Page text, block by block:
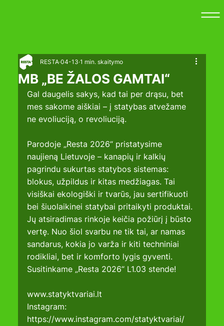
MB „BE ŽALOS GAMTAI“
RESTA 04-13 1 min. skaitymo
Gal daugelis sakys, kad tai per drąsu, bet
mes sakome aiškiai – į statybas atvežame
ne evoliuciją, o revoliuciją.
Parodoje „Resta 2026“ pristatysime
naujieną Lietuvoje – kanapių ir kalkių
pagrindu sukurtas statybos sistemas:
blokus, užpildus ir kitas medžiagas. Tai
visiškai ekologiški ir tvarūs, jau sertifikuoti
bei šiuolaikinei statybai pritaikyti produktai.
Jų atsiradimas rinkoje keičia požiūrį į būsto
vertę. Nuo šiol svarbu ne tik tai, ar namas
sandarus, kokia jo varža ir kiti techniniai
rodikliai, bet ir komforto lygis gyventi.
Susitinkame „Resta 2026“ L1.03 stende!
www.statyktvariai.lt
Instagram:
https://www.instagram.com/statyktvariai/